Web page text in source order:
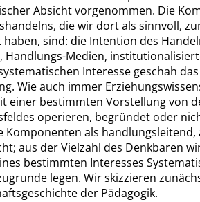
Absicht vorgenommen. Die
die wir dort als sinnvoll,
sind: die Intention des
Handlungs-Medien,
Interesse geschah
Wie auch immer
einer bestimmten Vorstellung von
operieren, begründet oder
Komponenten als
aus der Vielzahl des Denkbaren
bestimmten Interesses
legen. Wir skizzieren
der Pädagogik.